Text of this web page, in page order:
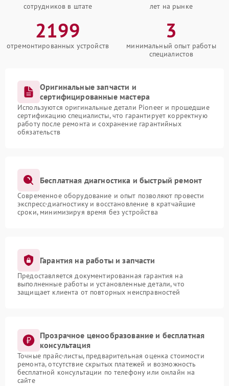
сотрудников в штате лет на рынке
2199
отремонтированных устройств
3
минимальный опыт работы
специалистов
Оригинальные запчасти и
сертифицированные мастера
Используются оригинальные детали Pioneer и прошедшие
сертификацию специалисты, что гарантирует корректную
работу после ремонта и сохранение гарантийных
обязательств
Бесплатная диагностика и быстрый ремонт
Современное оборудование и опыт позволяют провести
экспресс-диагностику и восстановление в кратчайшие
сроки, минимизируя время без устройства
Гарантия на работы и запчасти
Предоставляется документированная гарантия на
выполненные работы и установленные детали, что
защищает клиента от повторных неисправностей
Прозрачное ценообразование и бесплатная
консультация
Точные прайс-листы, предварительная оценка стоимости
ремонта, отсутствие скрытых платежей и возможность
бесплатной консультации по телефону или онлайн на
сайте